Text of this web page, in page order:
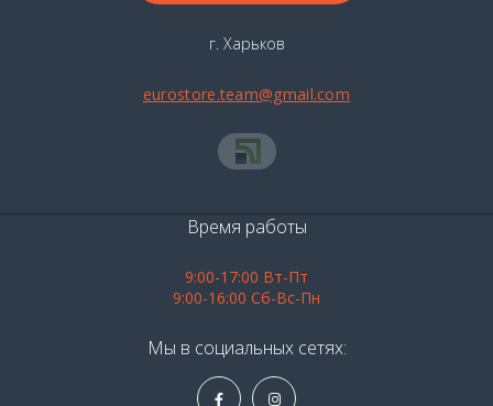
г. Харьков
eurostore.team@gmail.com
Время работы
9:00-17:00 Вт-Пт
9:00-16:00 Сб-Вс-Пн
Мы в социальных сетях: